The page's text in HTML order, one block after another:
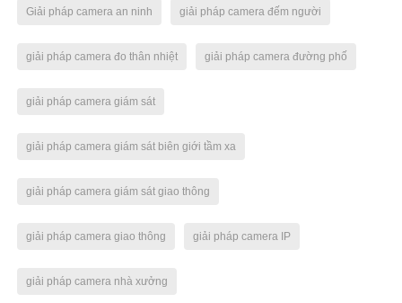
Giải pháp camera an ninh giải pháp camera đếm người
giải pháp camera đo thân nhiệt giải pháp camera đường phố
giải pháp camera giám sát
giải pháp camera giám sát biên giới tầm xa
giải pháp camera giám sát giao thông
giải pháp camera giao thông giải pháp camera IP
giải pháp camera nhà xưởng